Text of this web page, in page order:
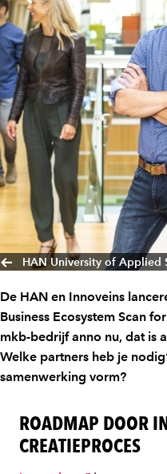
HAN University of Applied
De HAN en Innoveins
Business Ecosystem Scan
mkb-bedrijf anno nu, dat is
Welke partners heb je
samenwerking vorm?
ROADMAP DOOR
CREATIEPROCES